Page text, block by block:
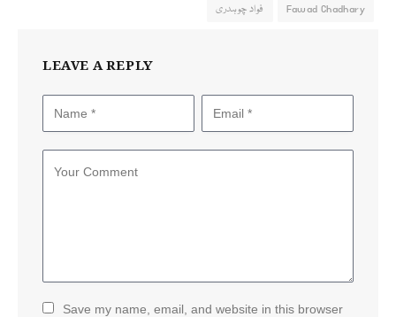
Fawad Chadhary فواد چوہدری
LEAVE A REPLY
Save my name, email, and website in this browser